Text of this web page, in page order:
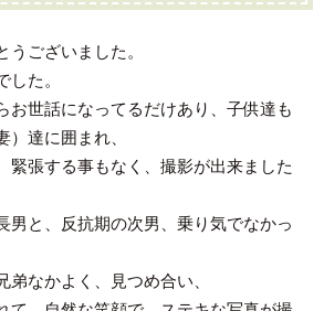
うございました。
した。
お世話になってるだけあり、子供達も
）達に囲まれ、
緊張する事もなく、撮影が出来ました
男と、反抗期の次男、乗り気でなかっ
弟なかよく、見つめ合い、